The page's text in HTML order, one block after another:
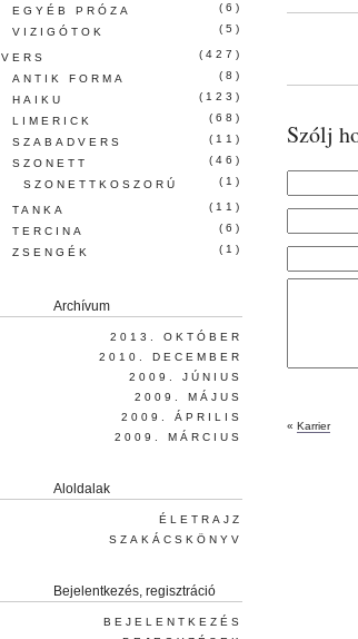
Szólj
« Karrier
EGYÉB PRÓZA
(6)
VIZIGÓTOK
(5)
VERS
(427)
ANTIK FORMA
(8)
HAIKU
(123)
LIMERICK
(68)
SZABADVERS
(11)
SZONETT
(46)
SZONETTKOSZORÚ
(1)
TANKA
(11)
TERCINA
(6)
ZSENGÉK
(1)
Archívum
2013. OKTÓBER
2010. DECEMBER
2009. JÚNIUS
2009. MÁJUS
2009. ÁPRILIS
2009. MÁRCIUS
Aloldalak
ÉLETRAJZ
SZAKÁCSKÖNYV
Bejelentkezés, regisztráció
BEJELENTKEZÉS